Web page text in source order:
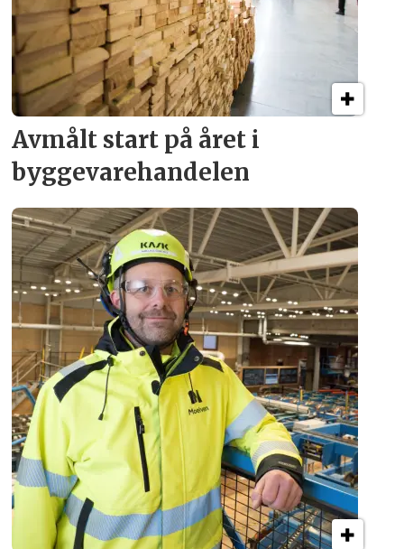
Avmålt start på året i
byggevare­handelen